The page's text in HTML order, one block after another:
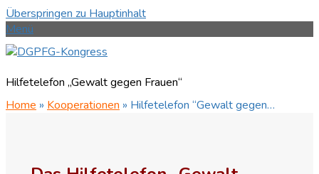
Überspringen zu Hauptinhalt
Menü
Hilfetelefon „Gewalt gegen Frauen“
Home » Kooperationen » Hilfetelefon “Gewalt gegen…